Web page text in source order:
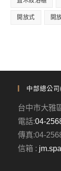
開放式 開
中部總公
台中市大雅
電話:04-
傳真:04-
信箱 :